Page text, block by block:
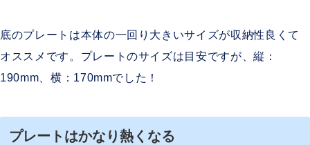
底のプレートは本体の一回り大きいサイズが収納性良くて
オススメです。プレートのサイズは目安ですが、縦：
190mm、横：170mmでした！
プレートはかなり熱くなる